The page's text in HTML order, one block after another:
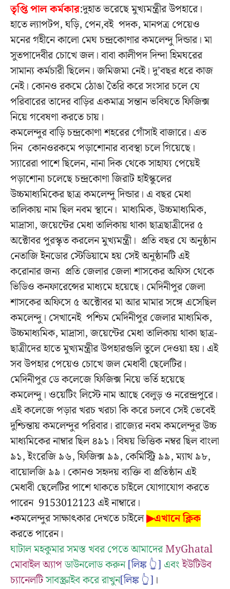
তৃপ্তি পাল কর্মকার:দুহাত ভরেছে মুখ্যমন্ত্রীর উপহারে।
হাতে ল্যাপটপ, ঘড়ি, পেন,বই পদক, মানপত্র পেয়েও
মনের গহীনে কালো মেঘ চন্দ্রকোণার কমলেন্দু দিন্ডার। মা
সুতপাদেবীর চোখে জল। বাবা কালীপদ দিন্দা হিমঘরের
সামান্য কর্মচারী ছিলেন। জমিজমা নেই। দু’বছর ধরে কাজ
নেই। কোনও রকমে ঠোঙা তৈরি করে সংসার চলে যে
পরিবারের তাদের বাড়ির একমাত্র সন্তান ভবিষতে ফিজিক্স
নিয়ে গবেষণা করতে চায়।
কমলেন্দুর বাড়ি চন্দ্রকোণা শহরের গোঁসাই বাজারে। এত
দিন কোনওরকমে পড়াশোনার ব্যবস্থা চলে গিয়েছে।
স্যারেরা পাশে ছিলেন, নানা দিক থেকে সাহায্য পেয়েই
পড়াশোনা চলেছে চন্দ্রকোণা জিরাট হাইস্কুলের
উচ্চমাধ্যমিকের ছাত্র কমলেন্দু দিন্ডার। এ বছর মেধা
তালিকায় নাম ছিল নবম স্থানে। মাধ্যমিক, উচ্চমাধ্যমিক,
মাদ্রাসা, জয়েন্টের মেধা তালিকায় থাকা ছাত্রছাত্রীদের ৫
অক্টোবর পুরস্কৃত করলেন মুখ্যমন্ত্রী। প্রতি বছর যে অনুষ্ঠান
নেতাজি ইনডোর স্টেডিয়ামে হয় সেই অনুষ্ঠানটি এই
করোনার জন্য প্রতি জেলার জেলা শাসকের অফিস থেকে
ভিডিও কনফারেন্সের মাধ্যমে হয়েছে। মেদিনীপুর জেলা
শাসকের অফিসে ৫ অক্টোবর মা আর মামার সঙ্গে এসেছিল
কমলেন্দু‌। সেখানেই পশ্চিম মেদিনীপুর জেলার মাধ্যমিক,
উচ্চমাধ্যমিক, মাদ্রাসা, জয়েন্টের মেধা তালিকায় থাকা ছাত্র-
ছাত্রীদের হাতে মুখ্যমন্ত্রীর উপহারগুলি তুলে দেওয়া হয়। এই
সব উপহার পেয়েও চোখে জল মেধাবী ছেলেটির।
মেদিনীপুর ডে কলেজে ফিজিক্স নিয়ে ভর্তি হয়েছে
কমলেন্দু। ওয়েটিং লিস্টে নাম আছে বেলুড় ও নরেন্দ্রপুরে।
এই কলেজে পড়ার খরচ খরচা কি করে চলবে সেই ভেবেই
দুশ্চিন্তায় কমলেন্দুর পরিবার।রাজ্যের নবম কমলেন্দুর উচ্চ
মাধ্যমিকের নাম্বার ছিল ৪৯১। বিষয় ভিত্তিক নম্বর ছিল বাংলা
৯১, ইংরেজি ৯৬, ফিজিক্স ৯৯, কেমিস্ট্রি ৯৯, ম্যাথ ৯৮,
বায়োলজি ৯৯। কোনও সহৃদয় ব্যক্তি বা প্রতিষ্ঠান এই
মেধাবী ছেলেটির পাশে থাকতে চাইলে যোগাযোগ করতে
পারেন 9153012123 এই নাম্বারে।
•কমলেন্দুর সাক্ষাৎকার দেখতে চাইলে▶এখানে ক্লিক
করতে পারেন।
ঘাটাল মহকুমার সমস্ত খবর পেতে আমাদেরMyGhatal
মোবাইল অ্যাপডাউনলোড করুন[লিঙ্ক 👆] এবংইউটিউব
চ্যানেলটিসাবস্ক্রাইব করে রাখুন[লিঙ্ক 👆] ।